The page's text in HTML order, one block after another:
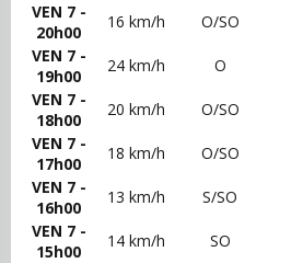
VEN 7 -
20h00
16 km/h
O/SO
VEN 7 -
19h00
24 km/h
O
VEN 7 -
18h00
20 km/h
O/SO
VEN 7 -
17h00
18 km/h
O/SO
VEN 7 -
16h00
13 km/h
S/SO
VEN 7 -
15h00
14 km/h
SO